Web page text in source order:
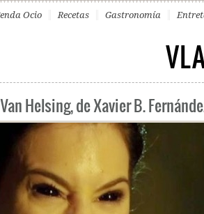
Ocio Recetas Gastronomía
Helsing, de Xavier B.